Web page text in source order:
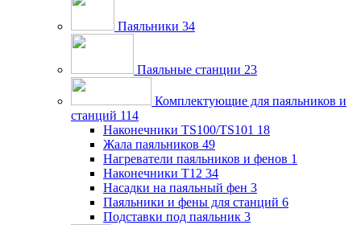
Паяльники 34
Паяльные станции 23
Комплектующие для паяльников и
станций 114
Наконечники TS100/TS101 18
Жала паяльников 49
Нагреватели паяльников и фенов 1
Наконечники T12 34
Насадки на паяльный фен 3
Паяльники и фены для станций 6
Подставки под паяльник 3